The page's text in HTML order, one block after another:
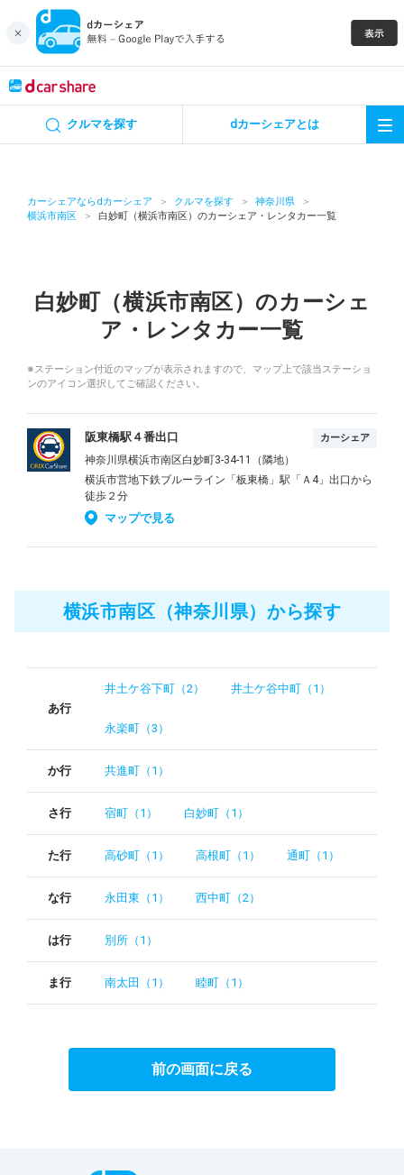
クルマを探す dカーシェアとは
カーシェアならdカーシェア クルマを探す
神奈川県
横浜市南区
白妙町（横浜市南区）のカーシェア・レンタカー一覧
白妙町（横浜市南区）のカーシェ
ア・レンタカー一覧
※ステーション付近のマップが表示されますので、マップ上で該当ステーショ
ンのアイコン選択してご確認ください。
阪東橋駅４番出口 カーシェア
神奈川県横浜市南区白妙町3-34-11（隣地）
横浜市営地下鉄ブルーライン「板東橋」駅「Ａ4」出口から
徒歩２分
マップで見る
横浜市南区（神奈川県）から探す
あ行
井土ケ谷下町（2） 井土ケ谷中町（1）
永楽町（3）
か行 共進町（1）
さ行 宿町（1） 白妙町（1）
た行 高砂町（1） 高根町（1） 通町（1）
な行 永田東（1） 西中町（2）
は行 別所（1）
ま行 南太田（1） 睦町（1）
前の画面に戻る
カーシェア
特集
アプリの使い方